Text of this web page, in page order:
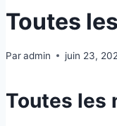
Toutes
Paradmin juin 23,
Toutes les